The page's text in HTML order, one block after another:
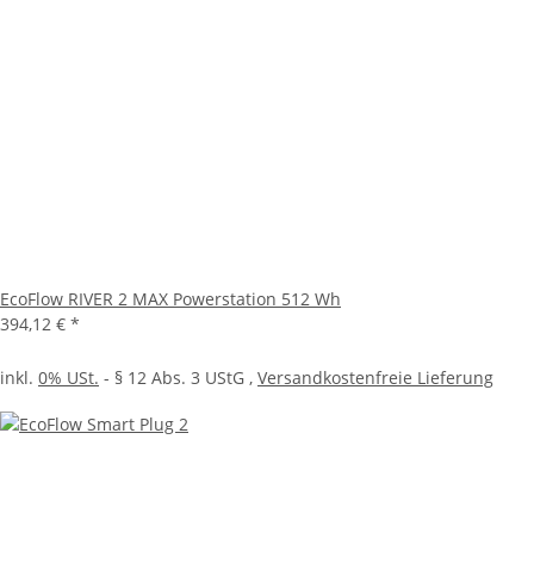
EcoFlow RIVER 2 MAX Powerstation 512 Wh
394,12 € *
inkl. 0% USt. - § 12 Abs. 3 UStG , Versandkostenfreie Lieferung